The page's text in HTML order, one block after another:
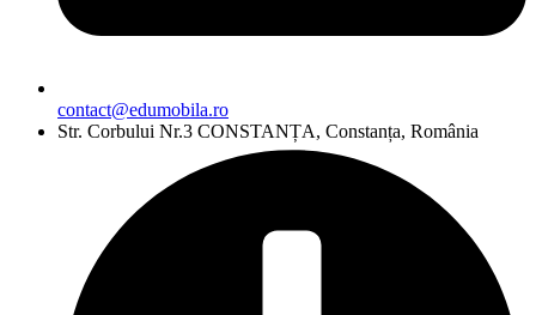
contact@edumobila.ro
Str. Corbului Nr.3 CONSTANȚA, Constanța, România